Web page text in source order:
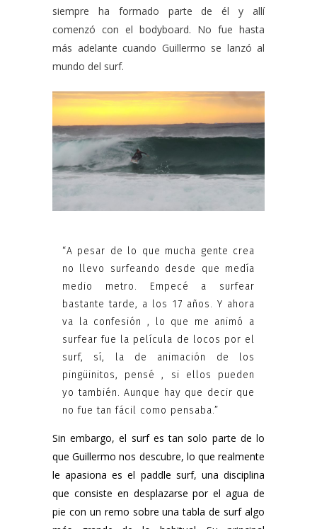
siempre ha formado parte de él y allí
comenzó con el bodyboard. No fue hasta
más adelante cuando Guillermo se lanzó al
mundo del surf.
“A pesar de lo que mucha gente crea
no llevo surfeando desde que medía
medio metro. Empecé a surfear
bastante tarde, a los 17 años. Y ahora
va la confesión , lo que me animó a
surfear fue la película de locos por el
surf, sí, la de animación de los
pingüinitos, pensé , si ellos pueden
yo también. Aunque hay que decir que
no fue tan fácil como pensaba.”
Sin embargo, el surf es tan solo parte de lo
que Guillermo nos descubre, lo que realmente
le apasiona es el paddle surf, una disciplina
que consiste en desplazarse por el agua de
pie con un remo sobre una tabla de surf algo